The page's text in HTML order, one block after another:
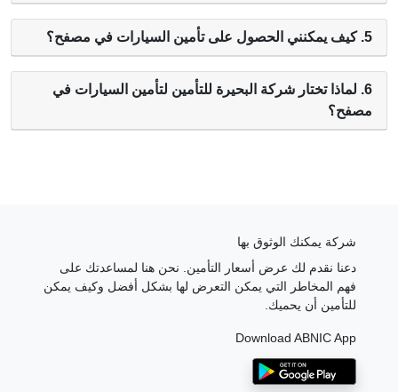
5. كيف يمكنني الحصول على تأمين السيارات في مصفح؟
6. لماذا تختار شركة البحيرة للتأمين لتأمين السيارات في
مصفح؟
شركة يمكنك الوثوق بها
دعنا نقدم لك عرض أسعار التأمين. نحن هنا لمساعدتك على
فهم المخاطر التي يمكن التعرض لها بشكل أفضل وكيف يمكن
للتأمين أن يحميك.
Download ABNIC App